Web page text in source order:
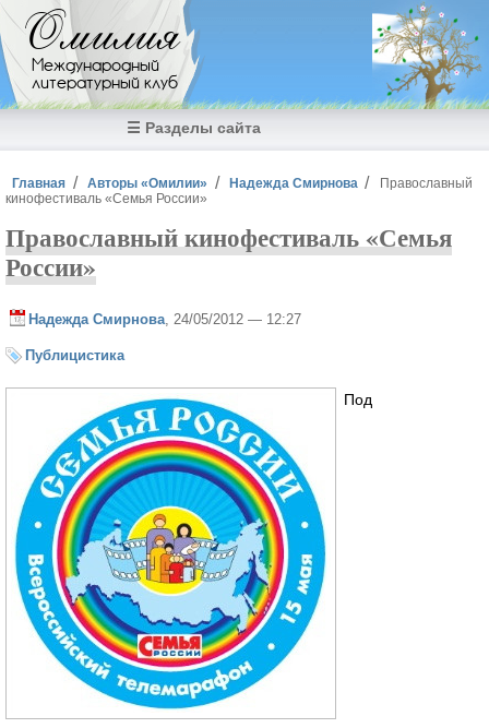
Перейти к основному содержанию
Омилия
Международный
литературный клуб
☰ Разделы сайта
Вы здесь
Главная Авторы «Омилии» Надежда Смирнова
Православный
кинофестиваль «Семья России»
Православный кинофестиваль «Семья
России»
Надежда Смирнова , 24/05/2012 — 12:27
Публицистика
Под